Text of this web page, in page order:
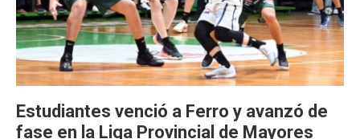
Estudiantes venció a Ferro y avanzó de
fase en la Liga Provincial de Mayores